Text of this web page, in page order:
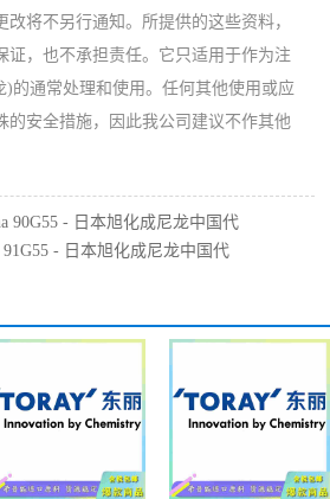
将不另行通知。所提供的这些资料，
证，也不承担责任。它只适用于作为注
的通常处理和使用。任何其他使用或应
的安全措施，因此我公司建议不作其他
90G55 - 日本旭化成尼龙中国代
理
91G55 - 日本旭化成尼龙中国代